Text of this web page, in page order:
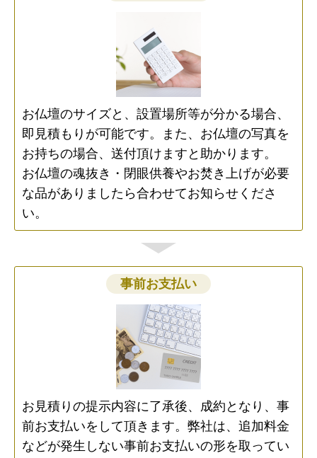
お仏壇のサイズと、設置場所等が分かる場合、
即見積もりが可能です。また、お仏壇の写真を
お持ちの場合、送付頂けますと助かります。
お仏壇の魂抜き・閉眼供養やお焚き上げが必要
な品がありましたら合わせてお知らせくださ
い。
事前お支払い
お見積りの提示内容に了承後、成約となり、事
前お支払いをして頂きます。弊社は、追加料金
などが発生しない事前お支払いの形を取ってい